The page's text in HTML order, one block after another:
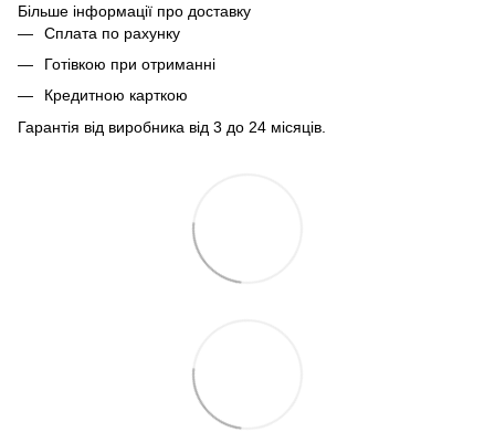
Більше інформації про доставку
Сплата по рахунку
Готівкою при отриманні
Кредитною карткою
Гарантія від виробника від 3 до 24 місяців.